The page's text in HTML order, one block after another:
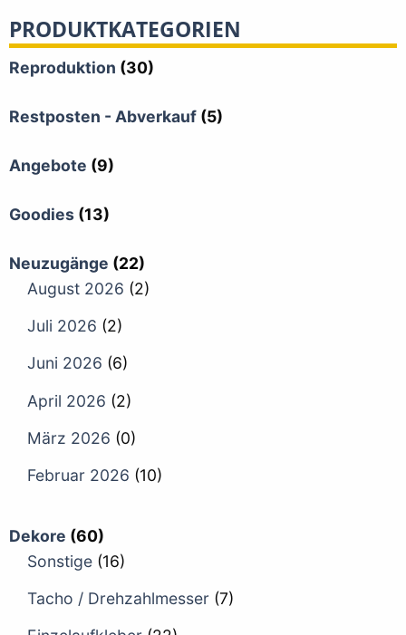
PRODUKTKATEGORIEN
Reproduktion (30)
Restposten - Abverkauf (5)
Angebote (9)
Goodies (13)
Neuzugänge (22)
August 2026 (2)
Juli 2026 (2)
Juni 2026 (6)
April 2026 (2)
März 2026 (0)
Februar 2026 (10)
Dekore (60)
Sonstige (16)
Tacho / Drehzahlmesser (7)